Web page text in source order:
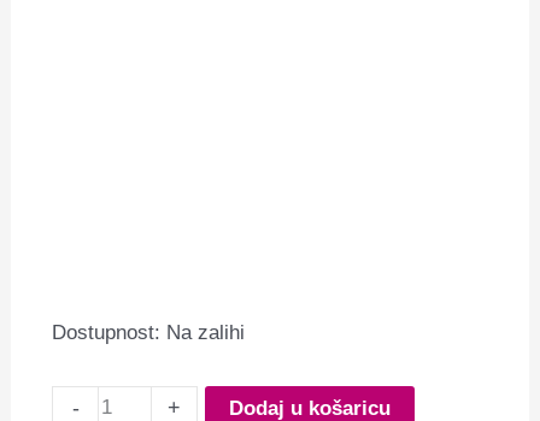
Dostupnost: Na zalihi
- +
Dodaj u košaricu